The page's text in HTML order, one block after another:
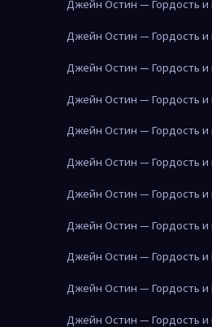
Джейн Остин — Гордость
Джейн Остин — Гордость
Джейн Остин — Гордость
Джейн Остин — Гордость
Джейн Остин — Гордость
Джейн Остин — Гордость
Джейн Остин — Гордость
Джейн Остин — Гордость
Джейн Остин — Гордость
Джейн Остин — Гордость
Джейн Остин — Гордость